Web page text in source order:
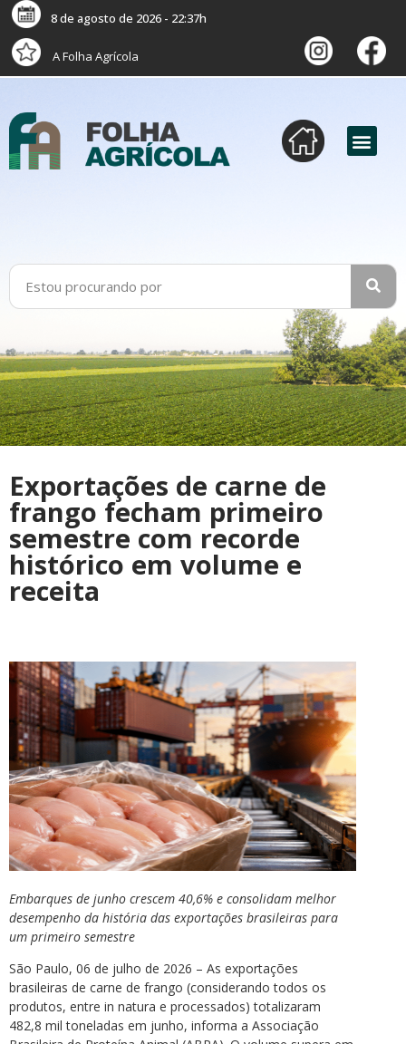
8 de agosto de 2026 - 22:37h
A Folha Agrícola
Exportações de carne de
frango fecham primeiro
semestre com recorde
histórico em volume e
receita
Embarques de junho crescem 40,6% e consolidam melhor
desempenho da história das exportações brasileiras para
um primeiro semestre
São Paulo, 06 de julho de 2026 – As exportações
brasileiras de carne de frango (considerando todos os
produtos, entre in natura e processados) totalizaram
482,8 mil toneladas em junho, informa a Associação